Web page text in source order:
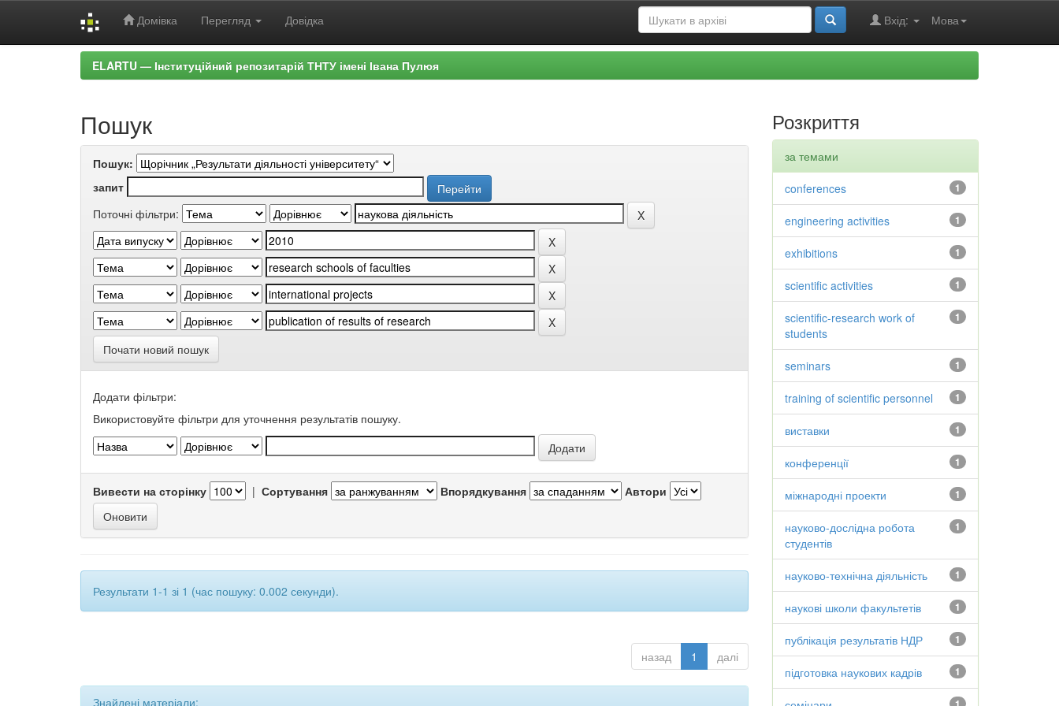
Домівка Перегляд Довідка Мова
Вхід:
ELARTU — Інституційний репозитарій ТНТУ імені Івана Пулюя
Пошук
Пошук:
запит
Поточні фільтри:
Почати новий пошук
Додати фільтри:
Використовуйте фільтри для уточнення результатів пошуку.
Вивести на сторінку | Сортування Впорядкування Автори
Результати 1-1 зі 1 (час пошуку: 0.002 секунди).
назад 1 далі
Знайдені матеріали:
Розкриття
за темами
1
conferences
1
engineering activities
1
exhibitions
1
scientific activities
1
scientific-research work of
students
1
seminars
1
training of scientific personnel
1
виставки
1
конференції
1
міжнародні проекти
1
науково-дослідна робота
студентів
1
науково-технічна діяльність
1
наукові школи факультетів
1
публікація результатів НДР
1
підготовка наукових кадрів